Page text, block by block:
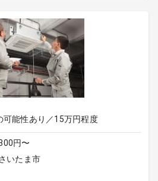
能性あり／15万円程度
円〜
いたま市